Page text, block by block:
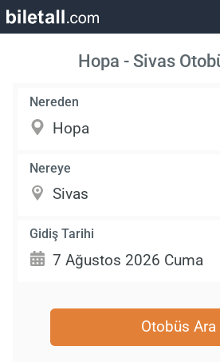
Hopa - Sivas
Nereden
Nereye
Gidiş Tarihi
Otobüs Ara